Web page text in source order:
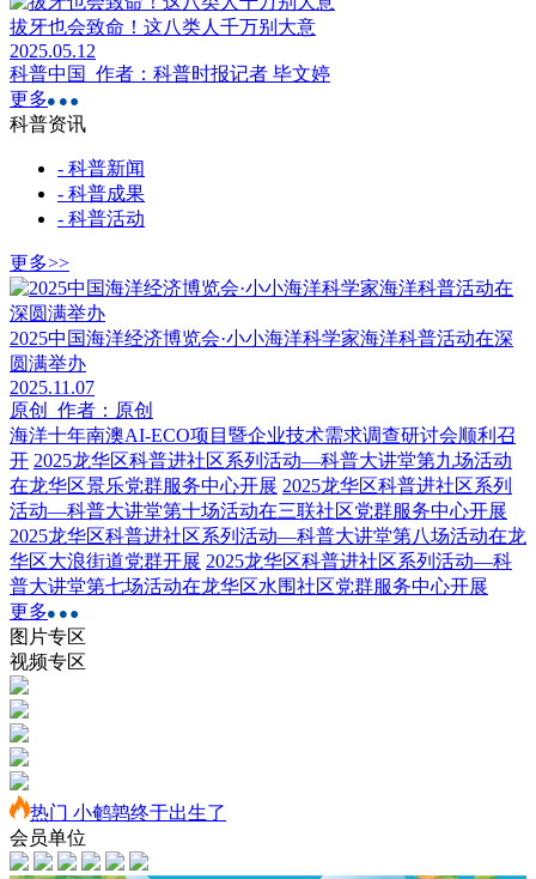
拔牙也会致命！这八类人千万别大意
2025.05.12
科普中国 作者：科普时报记者 毕文婷
更多
科普资讯
- 科普新闻
- 科普成果
- 科普活动
更多>>
2025中国海洋经济博览会·小小海洋科学家海洋科普活动在深
圆满举办
2025.11.07
原创 作者：原创
海洋十年南澳AI-ECO项目暨企业技术需求调查研讨会顺利召
开 2025龙华区科普进社区系列活动—科普大讲堂第九场活动
在龙华区景乐党群服务中心开展 2025龙华区科普进社区系列
活动—科普大讲堂第十场活动在三联社区党群服务中心开展
2025龙华区科普进社区系列活动—科普大讲堂第八场活动在龙
华区大浪街道党群开展 2025龙华区科普进社区系列活动—科
普大讲堂第七场活动在龙华区水围社区党群服务中心开展
更多
图片专区
视频专区
热门 小鹌鹑终于出生了
会员单位